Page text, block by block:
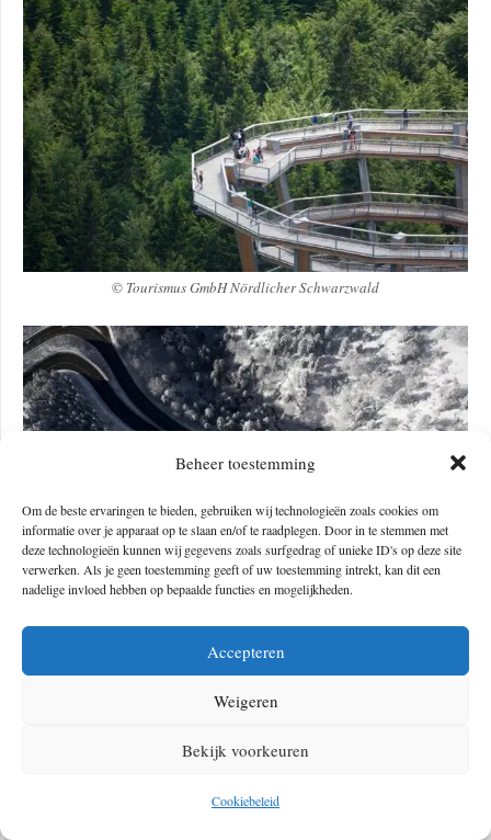
Beheer toestemming
Om de beste ervaringen te bieden, gebruiken wij technologieën zoals cookies om
informatie over je apparaat op te slaan en/of te raadplegen. Door in te stemmen met
deze technologieën kunnen wij gegevens zoals surfgedrag of unieke ID's op deze site
verwerken. Als je geen toestemming geeft of uw toestemming intrekt, kan dit een
nadelige invloed hebben op bepaalde functies en mogelijkheden.
Accepteren
Weigeren
Bekijk voorkeuren
Cookiebeleid
© Tourismus GmbH Nördlicher Schwarzwald